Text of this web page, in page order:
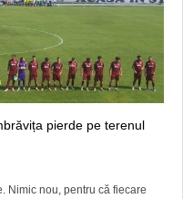
pierde pe terenul
Nimic nou, pentru că fiecare